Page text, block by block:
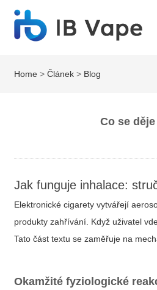
Home >Článek > Blog
Co se
Jak funguje inhalace:
Elektronické cigarety vytvářejí
produkty zahřívání. Když uživatel
Tato část textu se zaměřuje na
Okamžité fyziologické